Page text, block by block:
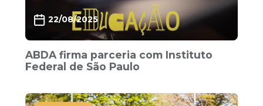
22/08/2025
ABDA firma parceria com Instituto
Federal de São Paulo